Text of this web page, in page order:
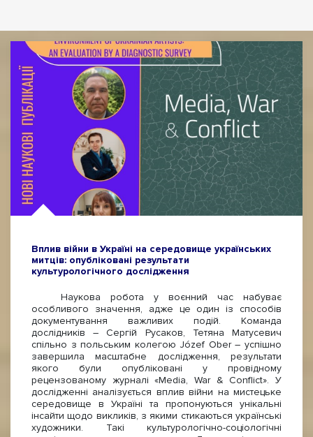
Вплив війни в Україні на середовище українських
митців: опубліковані результати
культурологічного дослідження
Наукова робота у воєнний час набуває
особливого значення, адже це один із способів
документування важливих подій. Команда
дослідників – Сергій Русаков, Тетяна Матусевич
спільно з польським колегою Józef Ober – успішно
завершила масштабне дослідження, результати
якого були опубліковані у провідному
рецензованому журналі «Media, War & Conflict». У
дослідженні аналізується вплив війни на мистецьке
середовище в Україні та пропонуються унікальні
інсайти щодо викликів, з якими стикаються українські
художники. Такі культурологічно-соціологічні